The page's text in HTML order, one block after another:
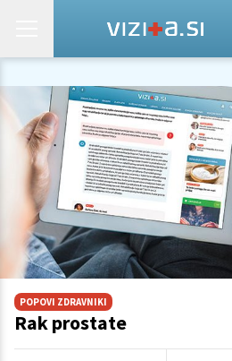
POPOVI ZDRAVNIKI
Rak prostate